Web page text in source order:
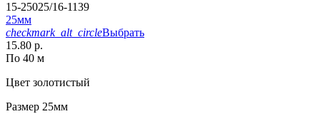
15-25025/16-1139
25мм
checkmark_alt_circleВыбрать
15.80 р.
По 40 м
Цвет золотистый
Размер 25мм